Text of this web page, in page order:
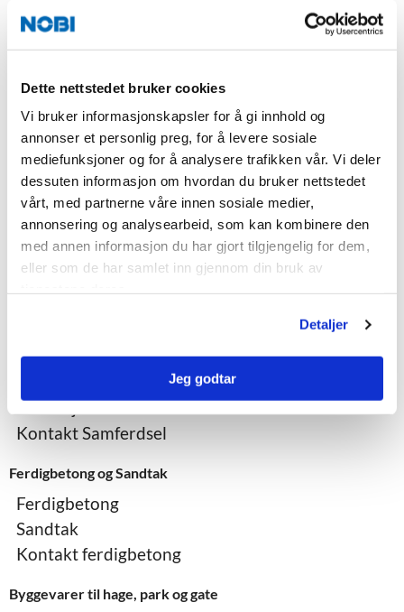
Dette nettstedet bruker cookies
Vi bruker informasjonskapsler for å gi innhold og
annonser et personlig preg, for å levere sosiale
mediefunksjoner og for å analysere trafikken vår. Vi deler
dessuten informasjon om hvordan du bruker nettstedet
vårt, med partnerne våre innen sosiale medier,
annonsering og analysearbeid, som kan kombinere den
med annen informasjon du har gjort tilgjengelig for dem,
eller som de har samlet inn gjennom din bruk av
Detaljer
Jeg godtar
Plattendekker
Kontakt Bygg
Samferdsel
Kulvert
Kabelkanaler
Tunnelelement
Plattformelement
Støttemur L-element
Trekkekummer
Ledelinjer
Kontakt Samferdsel
Ferdigbetong og Sandtak
Ferdigbetong
Sandtak
Kontakt ferdigbetong
Byggevarer til hage, park og gate